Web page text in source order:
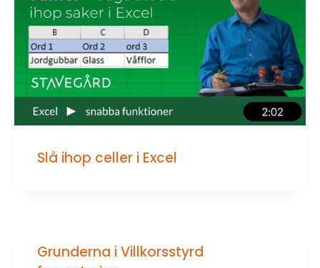
Slå ihop celler i Excel
Grunderna i Villkorsstyrd